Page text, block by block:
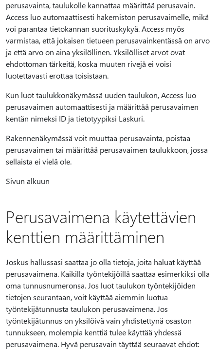
perusavainta, taulukolle kannattaa määrittää perusavain.
Access luo automaattisesti hakemiston perusavaimelle, mikä
voi parantaa tietokannan suorituskykyä. Access myös
varmistaa, että jokaisen tietueen perusavainkentässä on arvo
ja että arvo on aina yksilöllinen. Yksilölliset arvot ovat
ehdottoman tärkeitä, koska muuten rivejä ei voisi
luotettavasti erottaa toisistaan.
Kun luot taulukkonäkymässä uuden taulukon, Access luo
perusavaimen automaattisesti ja määrittää perusavaimen
kentän nimeksi ID ja tietotyypiksi Laskuri.
Rakennenäkymässä voit muuttaa perusavainta, poistaa
perusavaimen tai määrittää perusavaimen taulukkoon, jossa
sellaista ei vielä ole.
Sivun alkuun
Perusavaimena käytettävien
kenttien määrittäminen
Joskus hallussasi saattaa jo olla tietoja, joita haluat käyttää
perusavaimena. Kaikilla työntekijöillä saattaa esimerkiksi olla
oma tunnusnumeronsa. Jos luot taulukon työntekijöiden
tietojen seurantaan, voit käyttää aiemmin luotua
työntekijätunnusta taulukon perusavaimena. Jos
työntekijätunnus on yksilöivä vain yhdistettynä osaston
tunnukseen, molempia kenttiä tulee käyttää yhdessä
perusavaimena. Hyvä perusavain täyttää seuraavat ehdot: